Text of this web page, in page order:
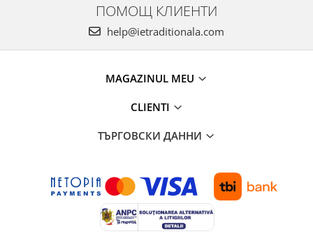
ПОМОЩ КЛИЕНТИ
help@ietraditionala.com
MAGAZINUL MEU
CLIENTI
ТЪРГОВСКИ ДАННИ